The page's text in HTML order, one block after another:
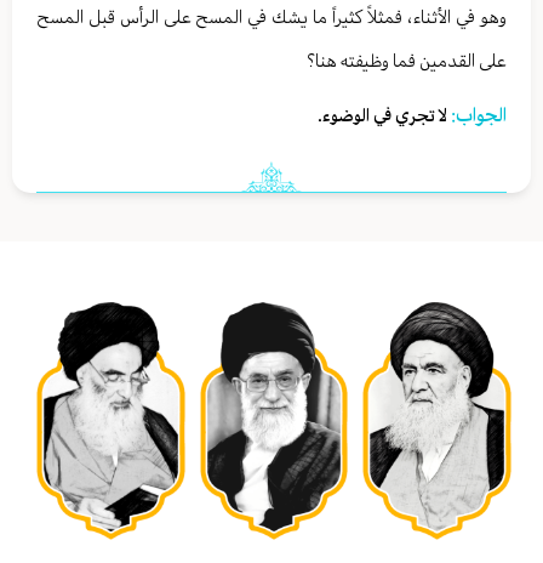
وهو في الأثناء، فمثلاً كثيراً ما يشك في المسح على الرأس قبل المسح
على القدمين فما وظيفته هنا؟
الجواب: لا تجري في الوضوء.